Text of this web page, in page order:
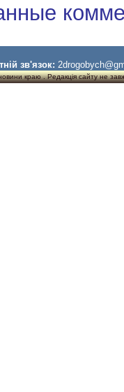
зв'язок:
краю . Редакція сайту не